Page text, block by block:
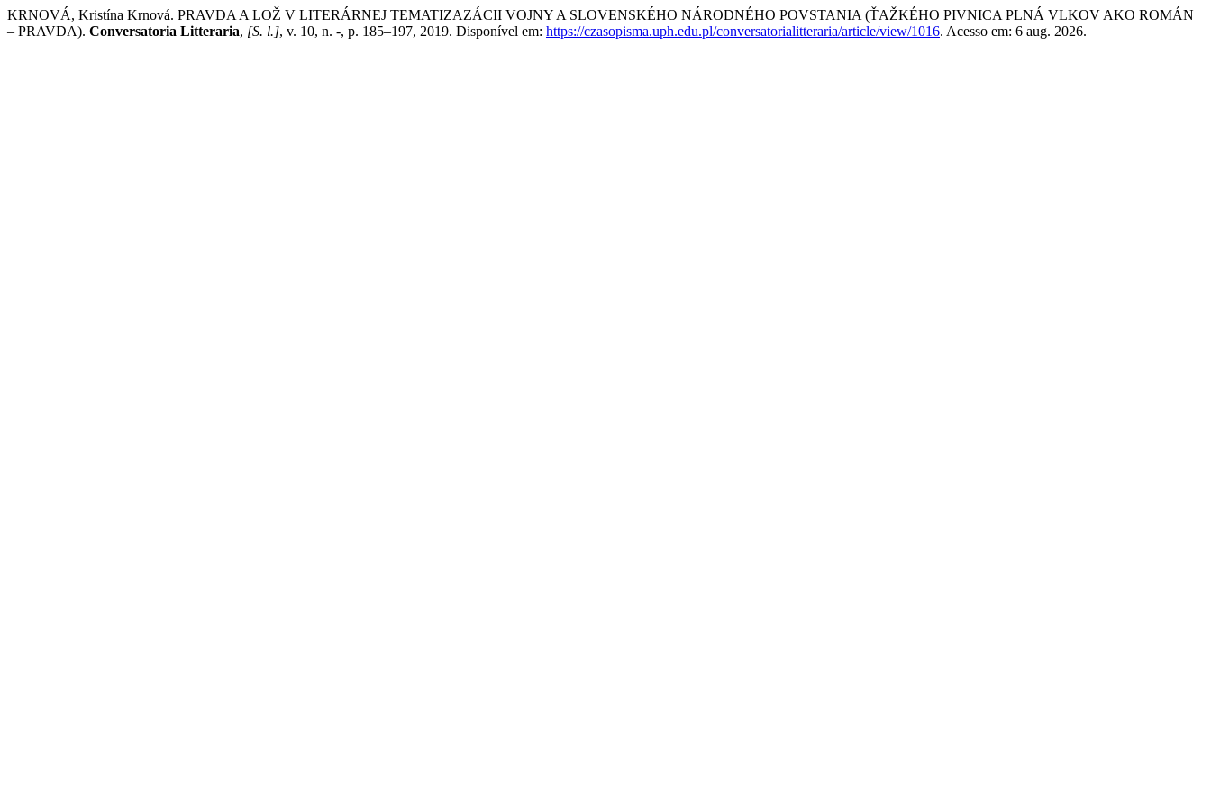
KRNOVÁ, Kristína Krnová. PRAVDA A LOŽ V LITERÁRNEJ TEMATIZAZÁCII VOJNY A SLOVENSKÉHO NÁRODNÉHO POVSTANIA (ŤAŽKÉHO PIVNICA PLNÁ VLKOV AKO ROMÁN
– PRAVDA). Conversatoria Litteraria, [S. l.], v. 10, n. -, p. 185–197, 2019. Disponível em: https://czasopisma.uph.edu.pl/conversatorialitteraria/article/view/1016. Acesso em: 6 aug. 2026.